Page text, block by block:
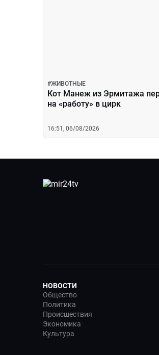
#ЖИВОТНЫЕ
Кот Манеж из Эрмитажа
на «работу» в цирк
16:51, 06/08/2026
НОВОСТИ
Общество
Политика
Происшествия
Экономика
Культура